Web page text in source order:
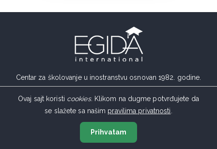
Ovaj sajt koristi cookies. Klikom na dugme potvrđujete da
se slažete sa našim pravilima privatnosti
Prihvatam
Centar za školovanje u inostranstvu osnovan 1982. godine.
Srbija